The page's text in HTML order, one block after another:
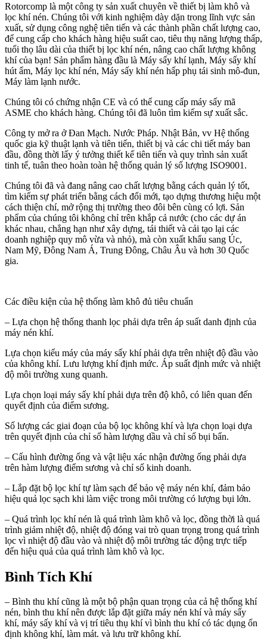
Rotorcomp là một công ty sản xuất chuyên về thiết bị làm khô và
lọc khí nén. Chúng tôi với kinh nghiệm dày dặn trong lĩnh vực sản
xuất, sử dụng công nghệ tiên tiến và các thành phần chất lượng cao,
để cung cấp cho khách hàng hiệu suất cao, tiêu thụ năng lượng thấp,
tuổi thọ lâu dài của thiết bị lọc khí nén, nâng cao chất lượng không
khí của bạn! Sản phẩm hàng đầu là Máy sấy khí lạnh, Máy sấy khí
hút ẩm, Máy lọc khí nén, Máy sấy khí nén hấp phụ tái sinh mô-đun,
Máy làm lạnh nước.
Chúng tôi có chứng nhận CE và có thể cung cấp máy sấy mã
ASME cho khách hàng. Chúng tôi đã luôn tìm kiếm sự xuất sắc.
Công ty mở ra ở Đan Mạch. Nước Pháp. Nhật Bản, vv Hệ thống
quốc gia kỹ thuật lạnh và tiên tiến, thiết bị và các chi tiết máy ban
đầu, đồng thời lấy ý tưởng thiết kế tiên tiến và quy trình sản xuất
tinh tế, tuân theo hoàn toàn hệ thống quản lý số lượng ISO9001.
Chúng tôi đã và đang nâng cao chất lượng bằng cách quản lý tốt,
tìm kiếm sự phát triển bằng cách đổi mới, tạo dựng thương hiệu một
cách thiện chí, mở rộng thị trường theo đôi bên cùng có lợi. Sản
phẩm của chúng tôi không chỉ trên khắp cả nước (cho các dự án
khác nhau, chẳng hạn như xây dựng, tái thiết và cải tạo lại các
doanh nghiệp quy mô vừa và nhỏ), mà còn xuất khẩu sang Úc,
Nam Mỹ, Đông Nam Á, Trung Đông, Châu Âu và hơn 30 Quốc
gia.
Các điều kiện của hệ thống làm khô đủ tiêu chuẩn
– Lựa chọn hệ thống thanh lọc phải dựa trên áp suất danh định của
máy nén khí.
Lựa chọn kiểu máy của máy sấy khí phải dựa trên nhiệt độ đầu vào
của không khí. Lưu lượng khí định mức. Áp suất định mức và nhiệt
độ môi trường xung quanh.
Lựa chọn loại máy sấy khí phải dựa trên độ khô, có liên quan đến
quyết định của điểm sương.
Số lượng các giai đoạn của bộ lọc không khí và lựa chọn loại dựa
trên quyết định của chỉ số hàm lượng dầu và chỉ số bụi bẩn.
– Cấu hình đường ống và vật liệu xác nhận đường ống phải dựa
trên hàm lượng điểm sương và chỉ số kinh doanh.
– Lắp đặt bộ lọc khí tự làm sạch để bảo vệ máy nén khí, đảm bảo
hiệu quả lọc sạch khi làm việc trong môi trường có lượng bụi lớn.
– Quá trình lọc khí nén là quá trình làm khô và lọc, đồng thời là quá
trình giảm nhiệt độ, nhiệt độ đóng vai trò quan trọng trong quá trình
lọc vì nhiệt độ đầu vào và nhiệt độ môi trường tác động trực tiếp
đến hiệu quả của quá trình làm khô và lọc.
Bình Tích Khí
– Bình thu khí cũng là một bộ phận quan trọng của cả hệ thống khí
nén, bình thu khí nên được lắp đặt giữa máy nén khí và máy sấy
khí, máy sấy khí và vị trí tiêu thụ khí vì bình thu khí có tác dụng ổn
định không khí, làm mát. và lưu trữ không khí.